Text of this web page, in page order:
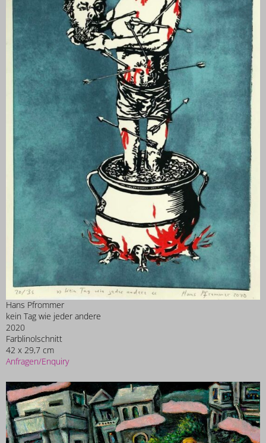
Hans Pfrommer
kein Tag wie jeder andere
2020
Farblinolschnitt
42 x 29,7 cm
Anfragen/Enquiry